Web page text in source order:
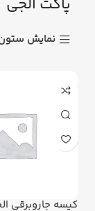
پاکت الجی
نمایش
کیسه جاروبرقی الجی